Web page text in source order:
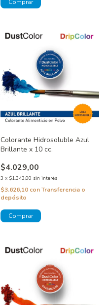
Colorante Hidrosoluble Azul
Brillante x 10 cc.
$4.029,00
3 x $1.343,00 sin interés
$3.626,10 conTransferencia o
depósito